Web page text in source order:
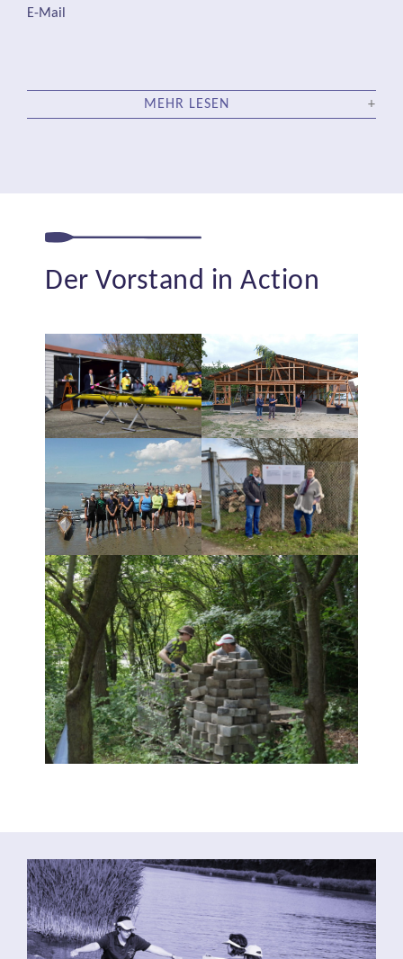
E-Mail
MEHR LESEN
Der Vorstand in Action